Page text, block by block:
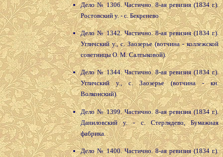
Дело № 1306. Частично. 8-ая ревизия (1834 г.).
Ростовский у. - с. Бекренево
Дело № 1342. Частично. 8-ая ревизия (1834 г.).
Угличский у., с. Заозерье (вотчина - коллежской
советницы О. М. Салтыковой).
Дело № 1344. Частично. 8-ая ревизия (1834 г.).
Угличский у., с. Заозерье (вотчина - кн.
Волконский).
Дело № 1399. Частично. 8-ая ревизия (1834 г.).
Даниловский у. - с. Стерлядево, Бумажная
фабрика.
Дело № 1400. Частично. 8-ая ревизия (1834 г.).